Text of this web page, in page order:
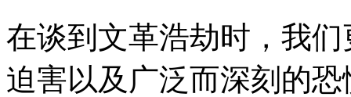
在谈到文革浩劫时，我
迫害以及广泛而深刻的